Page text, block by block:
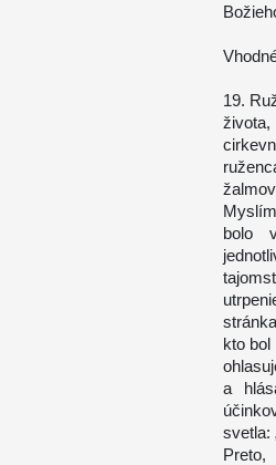
19.
bolo
kto
a
svetla: